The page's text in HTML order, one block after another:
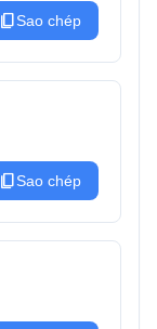
content_copySao chép
content_copySao chép